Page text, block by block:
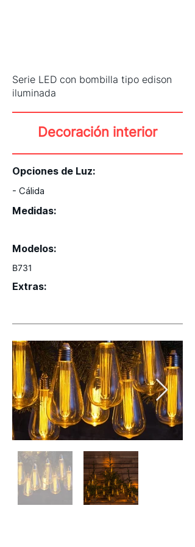
Serie LED con bombilla tipo edison
iluminada
Decoración interior
Opciones de Luz:
- Cálida
Medidas:
Modelos:
B731
Extras: